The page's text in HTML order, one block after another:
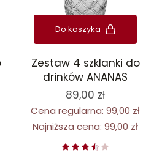
Do koszyka
Zestaw 4 szklanki do
drinków ANANAS
89,00 zł
Cena regularna: 99,00 zł
Najniższa cena: 99,00 zł